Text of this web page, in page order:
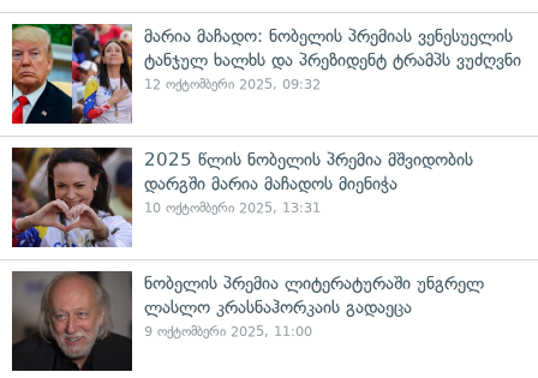
მარია მაჩადო: ნობელის პრემიას ვენესუელის
ტანჯულ ხალხს და პრეზიდენტ ტრამპს ვუძღვნი
12 ოქტომბერი 2025, 09:32
2025 წლის ნობელის პრემია მშვიდობის
დარგში მარია მაჩადოს მიენიჭა
10 ოქტომბერი 2025, 13:31
ნობელის პრემია ლიტერატურაში უნგრელ
ლასლო კრასნაჰორკაის გადაეცა
9 ოქტომბერი 2025, 11:00